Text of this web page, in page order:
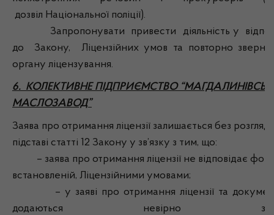
дозвіл Національної поліції).
Запропонувати привести діяльність у
до Закону, Ліцензійних умов та повторно
органу ліцензування.
6. КОЛЕКТИВНЕ ПІДПРИЄМСТВО
МАСЛОЗАВОД”
Заява про отримання ліцензії залишається без
підставі статті 12 Закону у зв’язку з тим, що:
– заява про отримання ліцензії не відповідає
встановленій, Ліцензійними умовами;
– у заяві про отримання ліцензії та
додаються невірно